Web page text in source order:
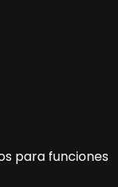
para funciones